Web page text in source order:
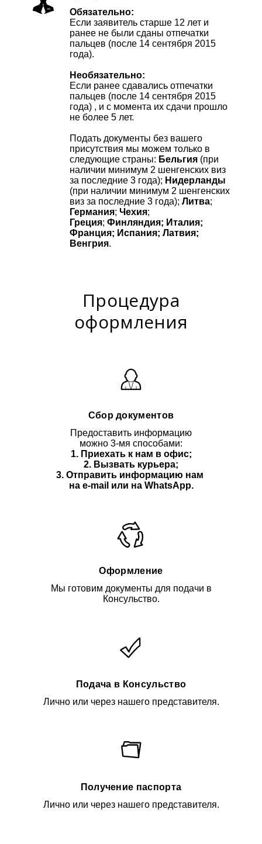
Обязательно:
Если заявитель старше 12 лет и
ранее не были сданы отпечатки
пальцев (после 14 сентября 2015
года).
Необязательно:
Если ранее сдавались отпечатки
пальцев (после 14 сентября 2015
года) , и с момента их сдачи прошло
не более 5 лет.
Подать документы без вашего
присутствия мы можем только в
следующие страны: Бельгия (при
наличии минимум 2 шенгенских виз
за последние 3 года); Нидерланды
(при наличии минимум 2 шенгенских
виз за последние 3 года); Литва;
Германия; Чехия;
Греция; Финляндия; Италия;
Франция; Испания; Латвия;
Венгрия.
Процедура
оформления
Сбор документов
Предоставить информацию
можно 3-мя способами:
1. Приехать к нам в офис;
2. Вызвать курьера;
3. Отправить информацию нам
на e-mail или на WhatsApp.
Оформление
Мы готовим документы для подачи в
Консульство.
Подача в Консульство
Лично или через нашего представителя.
Получение паспорта
Лично или через нашего представителя.